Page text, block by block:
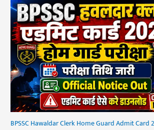
BPSSC Hawaldar Clerk Home Guard Admit Card